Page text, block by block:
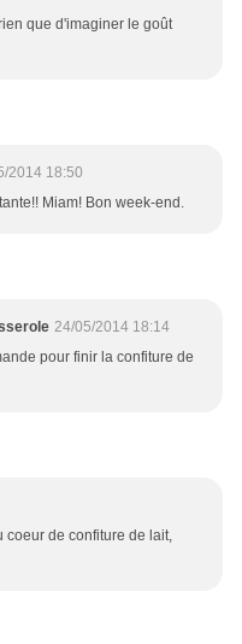
que d'imaginer le goût
2014 18:50
Miam! Bon week-end.
24/05/2014 18:14
pour finir la confiture de
coeur de confiture de lait,